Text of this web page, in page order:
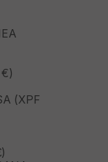
(XPF